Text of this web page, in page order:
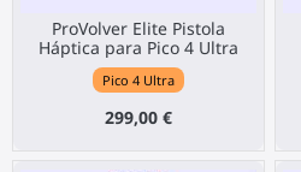
ProVolver Elite Pistola
Háptica para Pico 4 Ultra
Pico 4 Ultra
299,00 €